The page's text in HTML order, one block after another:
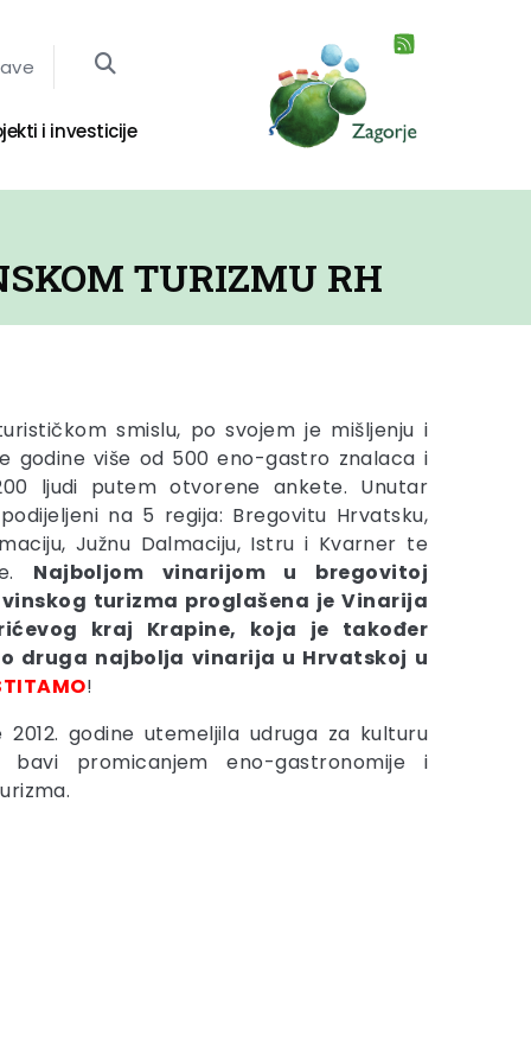
i investicije
TURIZMU RH
smislu, po svojem je mišljenju i
godine više od 500 eno-gastro znalaca i
ljudi putem otvorene ankete. Unutar
na 5 regija: Bregovitu Hrvatsku,
Južnu Dalmaciju, Istru i Kvarner te
Najboljom vinarijom u bregovitoj
turizma proglašena je Vinarija
kraj Krapine, koja je također
druga najbolja vinarija u Hrvatskoj u
!
2012. godine utemeljila udruga za kulturu
bavi promicanjem eno-gastronomije i